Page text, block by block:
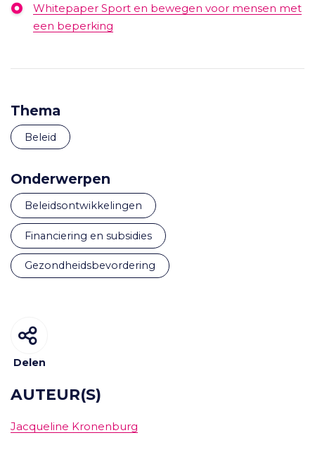
Whitepaper Sport en bewegen voor mensen met
een beperking
Thema
Beleid
Onderwerpen
beleidsontwikkelingen
financiering en subsidies
gezondheidsbevordering
Delen
AUTEUR(S)
Jacqueline Kronenburg